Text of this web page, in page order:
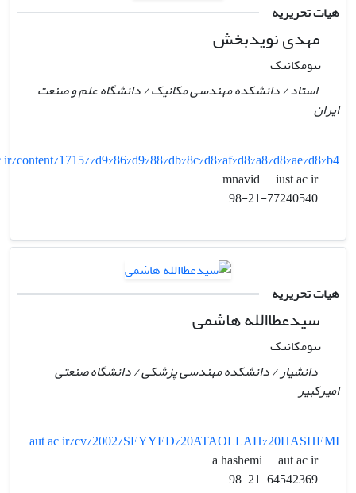
هیات تحریریه
مهدی نویدبخش
بیومکانیک
استاد / دانشکده مهندسی مکانیک / دانشگاه علم و صنعت
ایران
1715/%d9%86%d9%88%db%8c%d8%af%d8%a8%d8%ae%d8%b4
mnavid
iust.ac.ir
هیات تحریریه
سیدعطاالله هاشمی
بیومکانیک
دانشیار / دانشکده مهندسی پزشکی / دانشگاه صنعتی
امیرکبیر
aut.ac.ir/cv/2002/SEYYED%20ATAOLLAH%20HASHEMI
a.hashemi
aut.ac.ir